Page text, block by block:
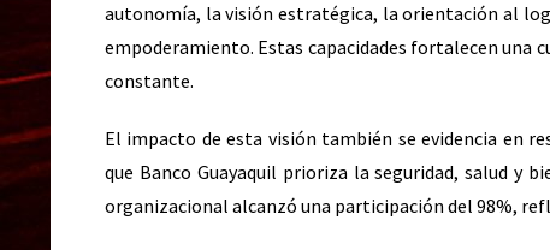
autonomía, la visión estratégica, la orientación al
empoderamiento. Estas capacidades fortalecen una
constante.
El impacto de esta visión también se evidencia en
que Banco Guayaquil prioriza la seguridad, salud y
organizacional alcanzó una participación del 98%,